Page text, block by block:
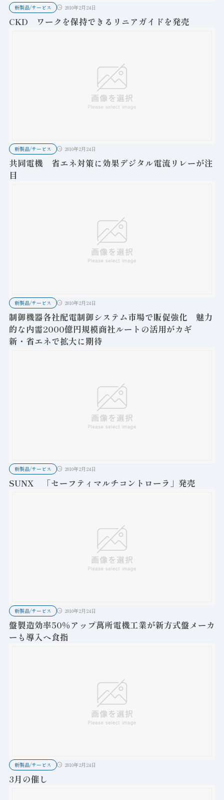
新製品/サービス 2010年2月24日
CKD ワークを保持できるリニアガイドを発売
新製品/サービス 2010年2月24日
共同電機 省エネ対策に効果デジタル電流リレーが注
目
新製品/サービス 2010年2月24日
制御機器各社配電制御システム市場で販促強化 魅力
的な内需2000億円規模商社ルートの活用がカギ
新・省エネで拡大に期待
新製品/サービス 2010年2月24日
SUNX 「セーフティマルチコントローラ」発売
新製品/サービス 2010年2月24日
盤製造効率50％アップ萬所電機工業が新方式盤メーカ
ーも導入へ食指
新製品/サービス 2010年2月24日
3月の催し